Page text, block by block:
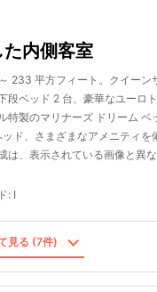
内側客室
233 平方フィート。クイーン
段ベッド 2 台、豪華なユーロ
特製のマリナーズ ドリーム ベ
ッド、さまざまなアメニティを
は、表示されている画像と異
: I
見る (7件)